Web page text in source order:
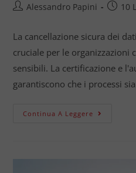
Alessandro Papini 10
La cancellazione sicura dei
cruciale per le organizzazioni
sensibili. La certificazione e
garantiscono che i processi
Continua A Leggere